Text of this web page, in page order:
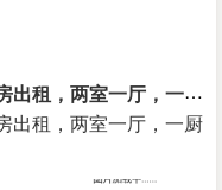
开
封魏都路小学，高屯村附近自建房出租，两室一厅，一厨一卫
出租，两室一厅，一厨